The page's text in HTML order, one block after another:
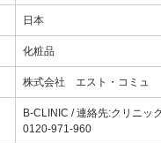
日本
化粧品
株式会社 エスト・コミュ
B-CLINIC / 連絡先:クリニッ
0120-971-960